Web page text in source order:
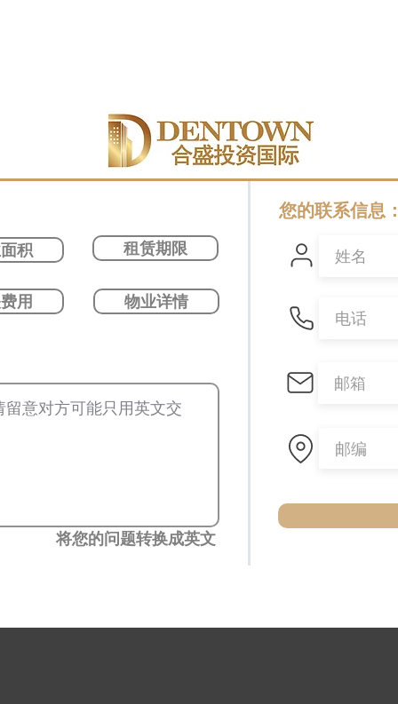
您的联系信息
积 租赁期限
用 物业详情
将您的问题转换成英文